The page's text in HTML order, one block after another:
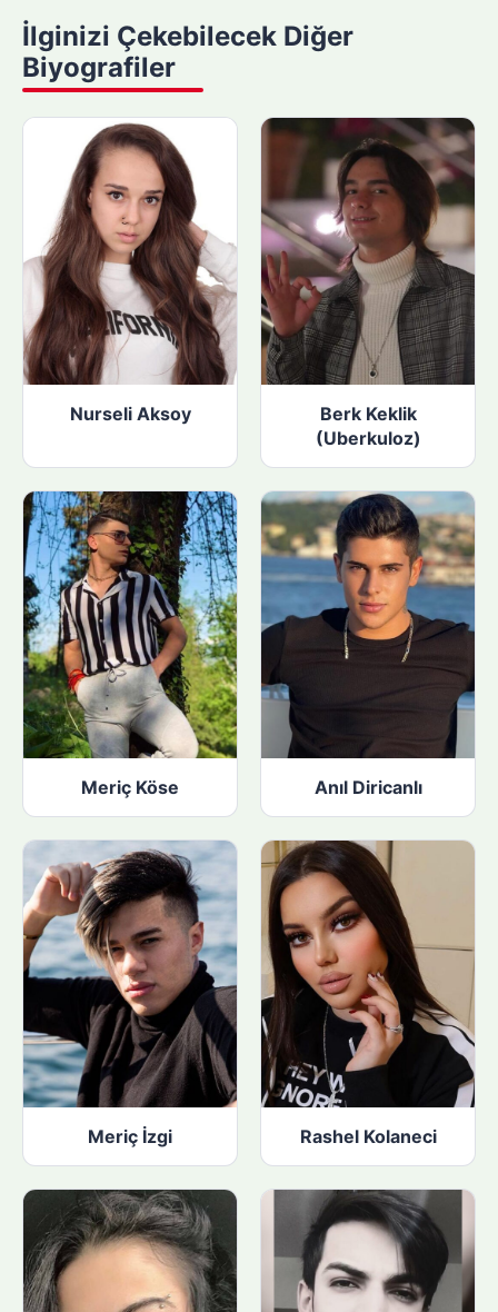
y
a
p
n
İlginizi Çekebilecek Diğer
Biyografiler
Nurseli Aksoy
Berk Keklik
(Uberkuloz)
Meriç Köse Anıl Diricanlı
Meriç İzgi Rashel Kolaneci